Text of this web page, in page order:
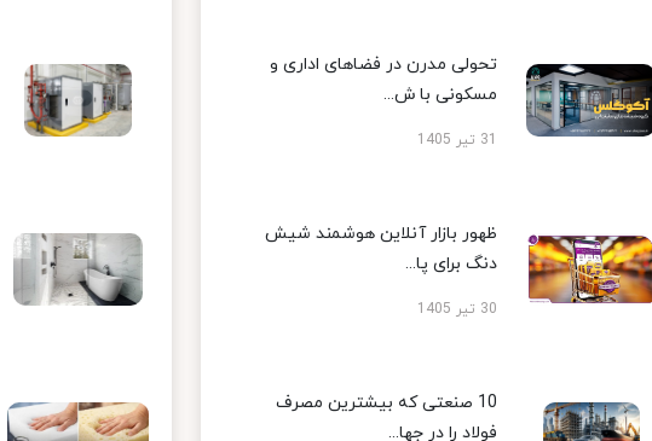
تحولی مدرن در فضاهای اداری و
مسکونی با ش...
31 تیر 1405
ظهور بازار آنلاین هوشمند شیش
دنگ برای پا...
30 تیر 1405
10 صنعتی که بیشترین مصرف
فولاد را در جها...